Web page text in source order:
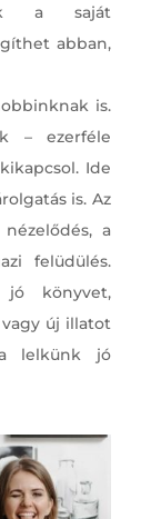
a saját
abban,
is.
– ezerféle
Ide
is. Az
a
felüdülés.
jó könyvet,
új illatot
lelkünk jó